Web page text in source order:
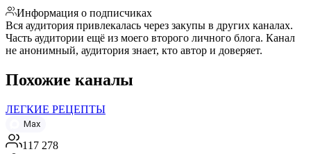
Информация о подписчиках
Вся аудитория привлекалась через закупы в других каналах.
Часть аудитории ещё из моего второго личного блога. Канал
не анонимный, аудитория знает, кто автор и доверяет.
Похожие каналы
ЛЕГКИЕ РЕЦЕПТЫ
Max
117 278